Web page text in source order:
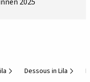
2025
Dessous in Lila